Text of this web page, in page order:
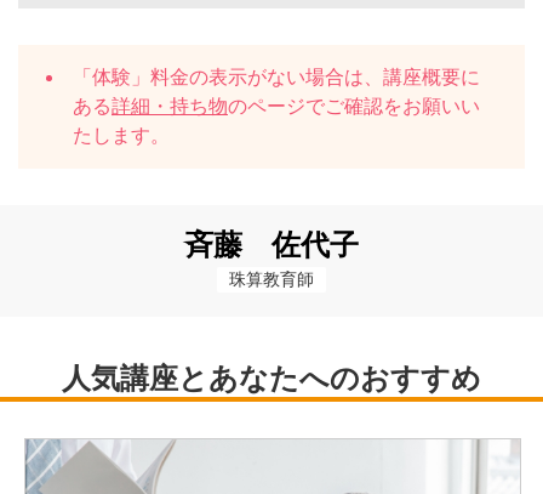
「体験」料金の表示がない場合は、講座概要に
ある詳細・持ち物のページでご確認をお願いい
たします。
斉藤 佐代子
珠算教育師